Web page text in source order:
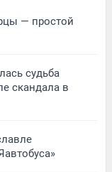
— простой
судьба
скандала в